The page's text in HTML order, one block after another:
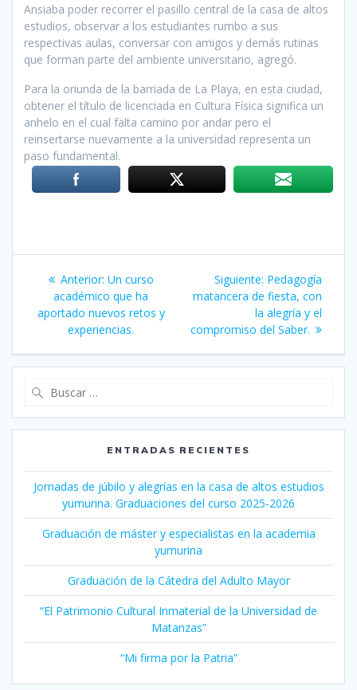
Ansiaba poder recorrer el pasillo central de la casa de altos
estudios, observar a los estudiantes rumbo a sus
respectivas aulas, conversar con amigos y demás rutinas
que forman parte del ambiente universitario, agregó.
Para la oriunda de la barriada de La Playa, en esta ciudad,
obtener el título de licenciada en Cultura Física significa un
anhelo en el cual falta camino por andar pero el
reinsertarse nuevamente a la universidad representa un
paso fundamental.
Navegación
de
entradas
Anterior: Entrada
anterior:
Un curso
académico que ha
aportado nuevos retos y
experiencias.
Siguiente: Siguiente
entrada:
Pedagogía
matancera de fiesta, con
la alegría y el
compromiso del Saber.
ENTRADAS RECIENTES
Jornadas de júbilo y alegrías en la casa de altos estudios
yumurina. Graduaciones del curso 2025-2026
Graduación de máster y especialistas en la academia
yumurina
Graduación de la Cátedra del Adulto Mayor
“El Patrimonio Cultural Inmaterial de la Universidad de
Matanzas”
“Mi firma por la Patria”